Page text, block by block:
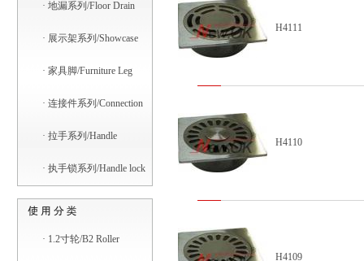
· 地漏系列/Floor Drain
· 展示架系列/Showcase
· 家具脚/Furniture Leg
· 连接件系列/Connection
· 拉手系列/Handle
· 执手锁系列/Handle lock
· 1.2寸轮/B2 Roller
H4111
H4110
H4109